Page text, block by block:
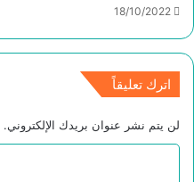
18/10/2022
اترك تعليقاً
لن يتم نشر عنوان بريدك الإلكتروني.